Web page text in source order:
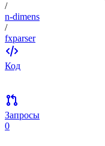
/
n-dimens
/
fxparser
Код
Запросы
0